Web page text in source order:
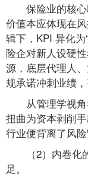
保险业的核
价值本应体现在
辑下，KPI 异化
险企对新人设硬
源，底层代理人
规承诺冲刺业绩，
从管理学视
扭曲为资本剥削
行业便背离了风
（2）内卷
足。